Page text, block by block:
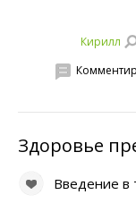
Кирилл
Здоровье
Введение в